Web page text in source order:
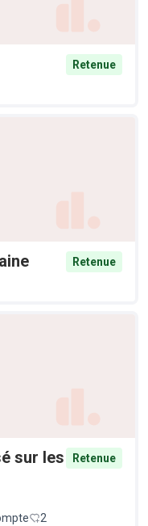
Retenue
Retenue
sur les
Retenue
2